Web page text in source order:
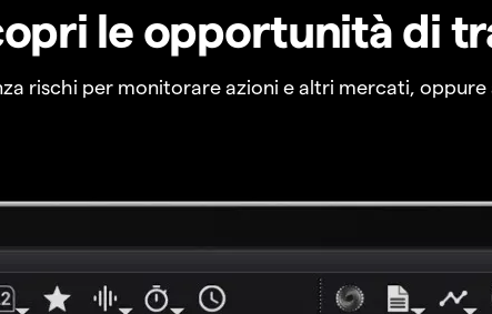
le opportunità di
rischi per monitorare azioni e altri mercati,